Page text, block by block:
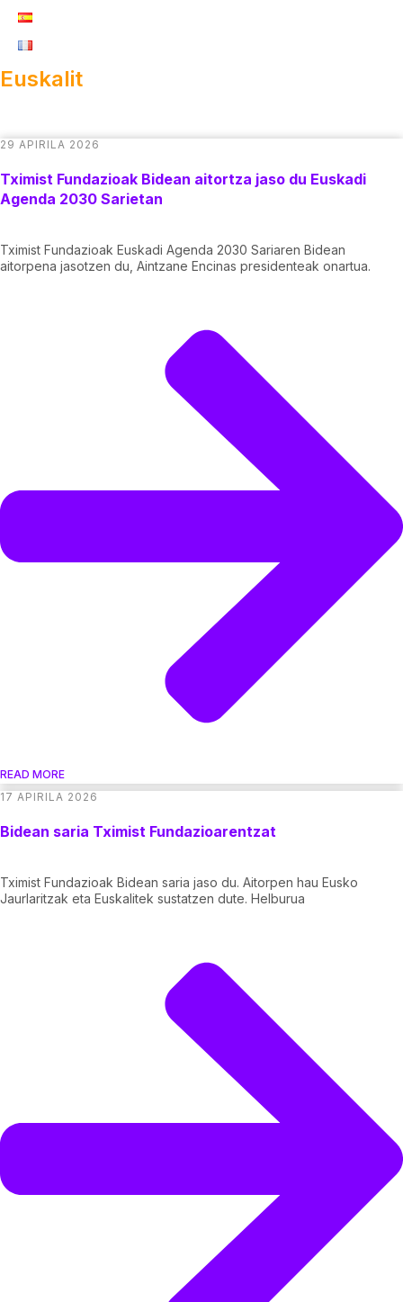
Euskalit
29 APIRILA 2026
Tximist Fundazioak Bidean aitortza jaso du Euskadi
Agenda 2030 Sarietan
Tximist Fundazioak Euskadi Agenda 2030 Sariaren Bidean
aitorpena jasotzen du, Aintzane Encinas presidenteak onartua.
READ MORE
17 APIRILA 2026
Bidean saria Tximist Fundazioarentzat
Tximist Fundazioak Bidean saria jaso du. Aitorpen hau Eusko
Jaurlaritzak eta Euskalitek sustatzen dute. Helburua